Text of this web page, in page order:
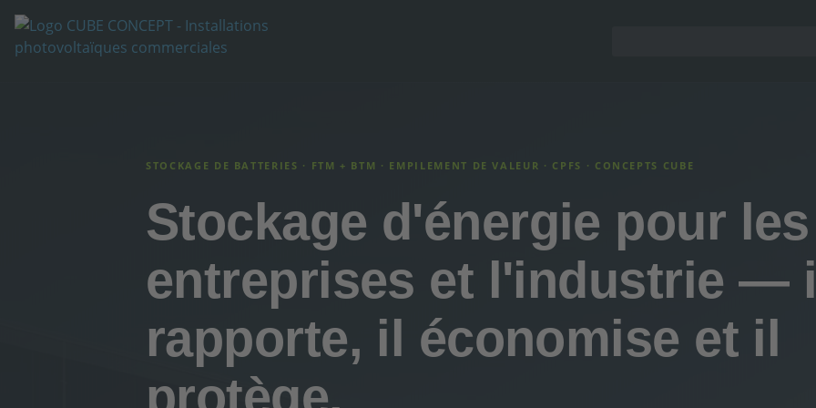
STOCKAGE DE BATTERIES · FTM + BTM · EMPILEMENT DE VALEUR · CPFS · CONCEPTS CUBE
Stockage d'énergie pour les
entreprises et l'industrie —
rapporte, il économise et il